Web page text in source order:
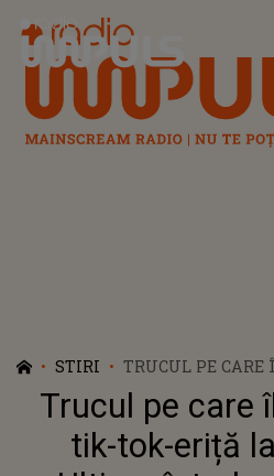
Radio Impuls
STIRI
TRUCUL PE CARE
ERIȚĂ LA
PE CARE O VEȚI
Trucul pe care
tik-tok-eriță